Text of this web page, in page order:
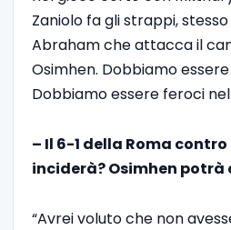
Zaniolo fa gli strappi,
Abraham che attacca il
Osimhen. Dobbiamo essere
Dobbiamo essere feroci
– Il 6-1 della Roma
inciderà? Osimhen potrà
“Avrei voluto che non